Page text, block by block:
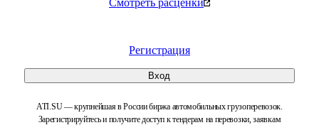
Смотреть расценки
Регистрация
Вход
ATI.SU — крупнейшая в России биржа автомобильных грузоперевозок.
Зарегистрируйтесь и получите доступ к тендерам на перевозки, заявкам